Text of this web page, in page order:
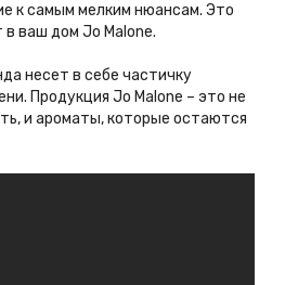
к самым мелким нюансам. Это
ваш дом Jo Malone.
несет в себе частичку
Продукция Jo Malone – это не
и ароматы, которые остаются